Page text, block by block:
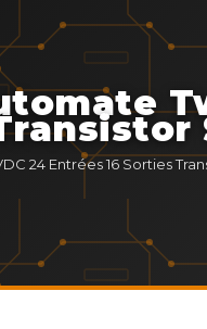
24 Entrées 16 Sorties